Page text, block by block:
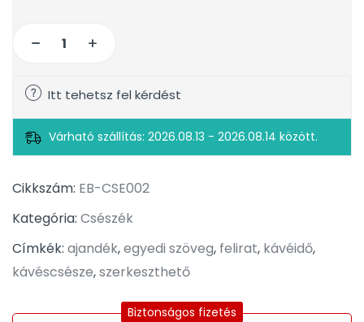
Itt tehetsz fel kérdést
Várható szállítás: 2026.08.13 - 2026.08.14 között.
Cikkszám: EB-CSE002
Kategória: Csészék
Címkék: ajandék,egyedi szöveg, felirat, kávéidő,
kávéscsésze,szerkeszthető
Biztonságos fizetés